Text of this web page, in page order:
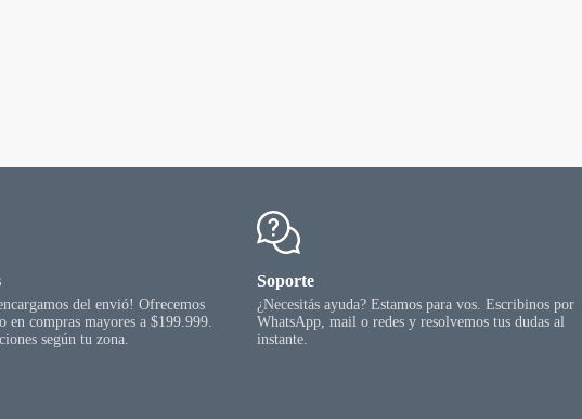
del envió! Ofrecemos
en compras mayores a $199.999.
según tu zona.
Soporte
¿Necesitás ayuda? Estamos para vos. Escribinos por
WhatsApp, mail o redes y resolvemos tus dudas al
instante.